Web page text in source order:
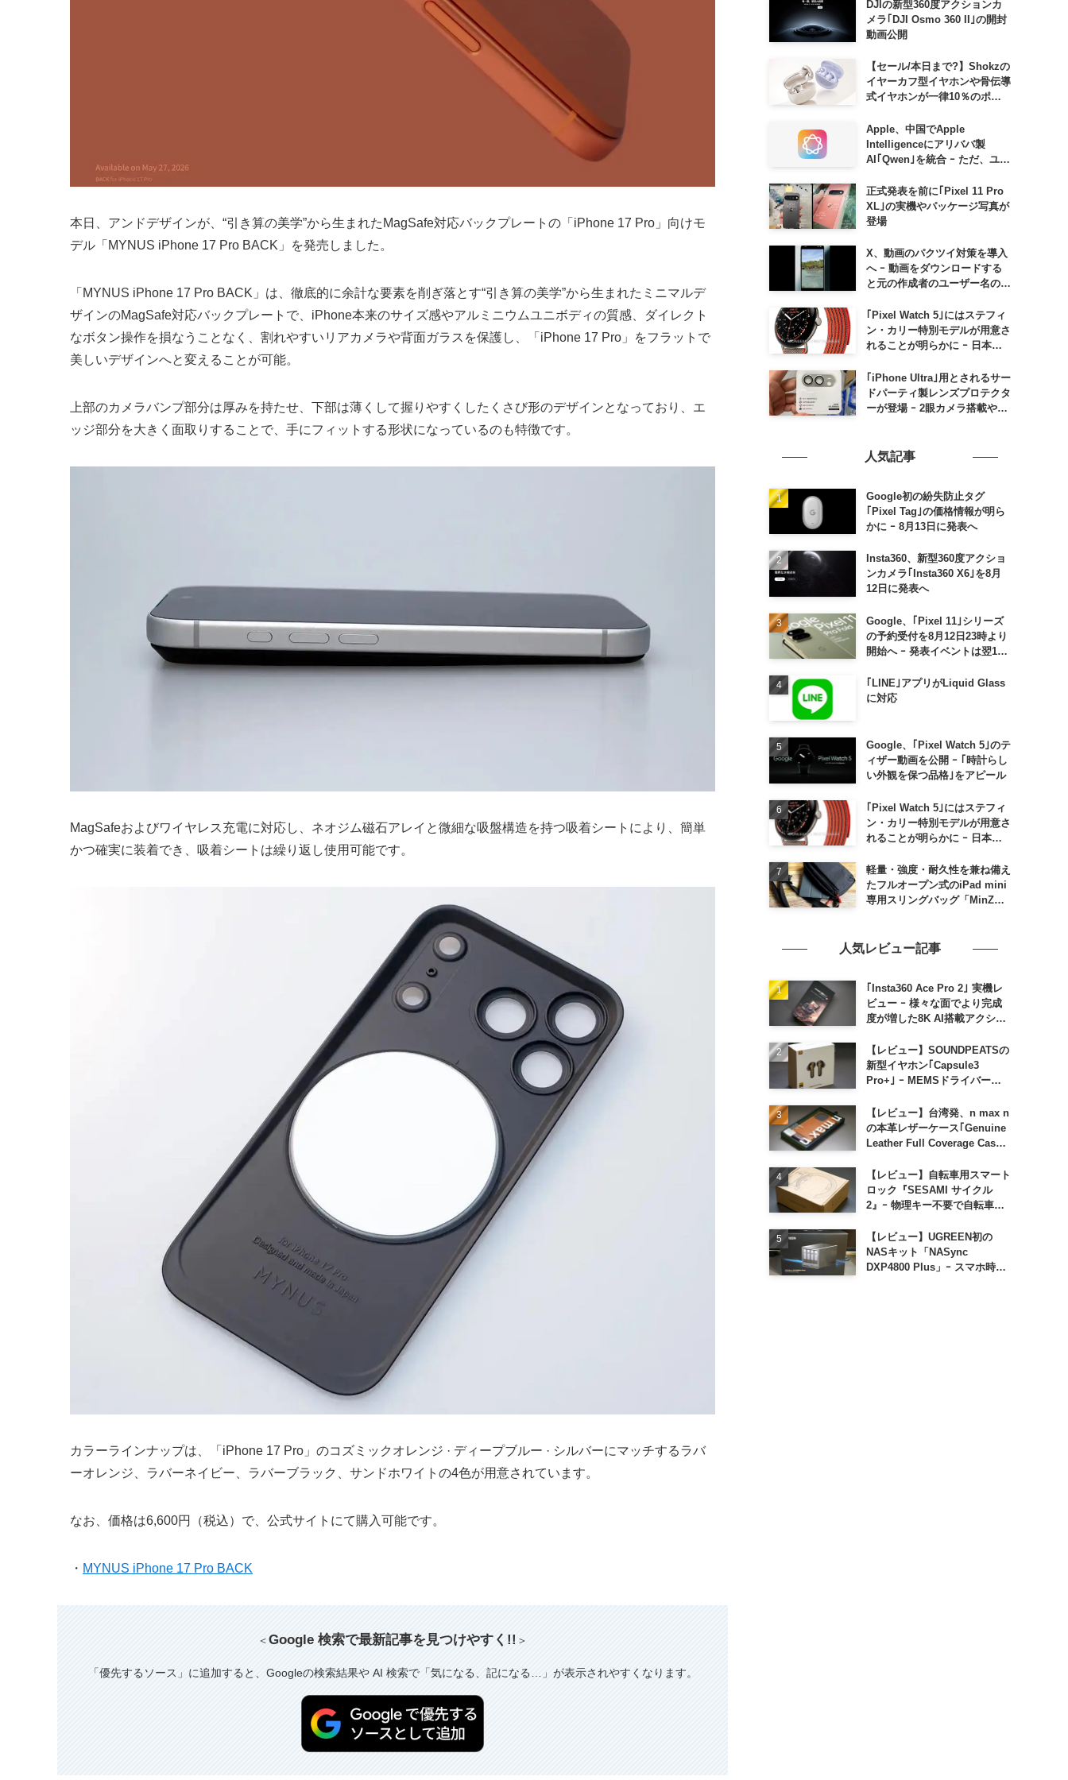
本日、アンドデザインが、“引き算の美学”から生まれたMagSafe対応バックプレートの「iPhone 17 Pro」向けモ
デル「MYNUS iPhone 17 Pro BACK」を発売しました。
「MYNUS iPhone 17 Pro BACK」は、徹底的に余計な要素を削ぎ落とす“引き算の美学”から生まれたミニマルデ
ザインのMagSafe対応バックプレートで、iPhone本来のサイズ感やアルミニウムユニボディの質感、ダイレクト
なボタン操作を損なうことなく、割れやすいリアカメラや背面ガラスを保護し、「iPhone 17 Pro」をフラットで
美しいデザインへと変えることが可能。
上部のカメラバンプ部分は厚みを持たせ、下部は薄くして握りやすくしたくさび形のデザインとなっており、エ
ッジ部分を大きく面取りすることで、手にフィットする形状になっているのも特徴です。
MagSafeおよびワイヤレス充電に対応し、ネオジム磁石アレイと微細な吸盤構造を持つ吸着シートにより、簡単
かつ確実に装着でき、吸着シートは繰り返し使用可能です。
カラーラインナップは、「iPhone 17 Pro」のコズミックオレンジ · ディープブルー · シルバーにマッチするラバ
ーオレンジ、ラバーネイビー、ラバーブラック、サンドホワイトの4色が用意されています。
なお、価格は6,600円（税込）で、公式サイトにて購入可能です。
・ MYNUS iPhone 17 Pro BACK
＜Google 検索で最新記事を見つけやすく!! ＞
「優先するソース」に追加すると、Googleの検索結果や AI 検索で「気になる、記になる…」が表示されやすくなります。
DJIの新型360度アクションカ
メラ｢DJI Osmo 360 II｣の開封
動画公開
【セール/本日まで?】Shokzの
イヤーカフ型イヤホンや骨伝導
式イヤホンが一律10％のポイ
Apple、中国でApple
Intelligenceにアリババ製
AI｢Qwen｣を統合 ｰ ただ、ユー
正式発表を前に｢Pixel 11 Pro
XL｣の実機やパッケージ写真が
登場
X、動画のパクツイ対策を導入
へ ｰ 動画をダウンロードする
と元の作成者のユーザー名の透
｢Pixel Watch 5｣にはステフィ
ン・カリー特別モデルが用意さ
れることが明らかに ｰ 日本で
う｢iPhone Ultra｣用とされるサー
ドパーティ製レンズプロテクタ
ーが登場 ｰ 2眼カメラ搭載や一
人気記事
Google初の紛失防止タグ
｢Pixel Tag｣の価格情報が明ら
かに ｰ 8月13日に発表へ
Insta360、新型360度アクショ
ンカメラ｢Insta360 X6｣を8月
12日に発表へ
Google、｢Pixel 11｣シリーズ
の予約受付を8月12日23時より
開始へ ｰ 発表イベントは翌13
｢LINE｣アプリがLiquid Glass
に対応
Google、｢Pixel Watch 5｣のテ
ィザー動画を公開 ｰ ｢時計らし
い外観を保つ品格｣をアピール
｢Pixel Watch 5｣にはステフィ
ン・カリー特別モデルが用意さ
れることが明らかに ｰ 日本で
う
軽量・強度・耐久性を兼ね備え
たフルオープン式のiPad mini
専用スリングバッグ「MinZ
人気レビュー記事
｢Insta360 Ace Pro 2｣ 実機レ
ビュー ｰ 様々な面でより完成
度が増した8K AI搭載アクショ
【レビュー】SOUNDPEATSの
新型イヤホン｢Capsule3
Pro+｣ ｰ MEMSドライバー搭
【レビュー】台湾発、n max n
の本革レザーケース｢Genuine
Leather Full Coverage Case
【レビュー】自転車用スマート
ロック『SESAMI サイクル
2』ｰ 物理キー不要で自転車の
【レビュー】UGREEN初の
NASキット「NASync
DXP4800 Plus」ｰ スマホ時代